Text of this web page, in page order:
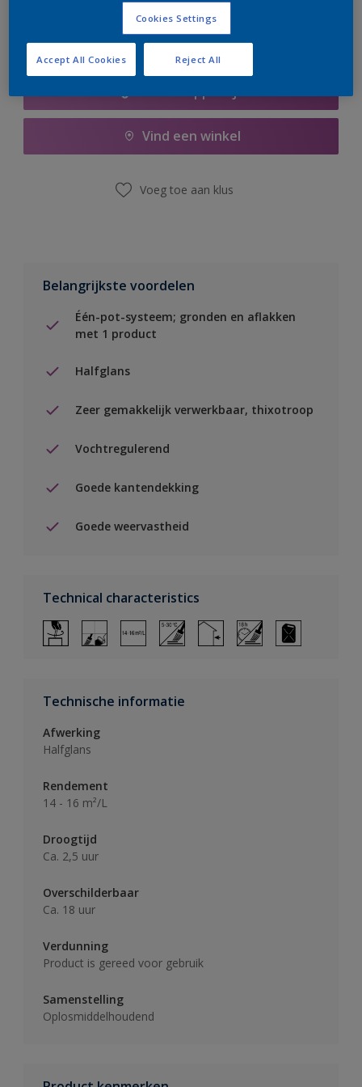
Vind een winkel
Voeg toe aan klus
Belangrijkste voordelen
Één-pot-systeem; gronden en aflakken
met 1 product
Halfglans
Zeer gemakkelijk verwerkbaar, thixotroop
Vochtregulerend
Goede kantendekking
Goede weervastheid
Technical characteristics
Technische informatie
Afwerking
Halfglans
Rendement
14 - 16 m²/L
Droogtijd
Ca. 2,5 uur
Overschilderbaar
Ca. 18 uur
Verdunning
Product is gereed voor gebruik
Samenstelling
Oplosmiddelhoudend
Cookies Settings
Reject All
Accept All Cookies